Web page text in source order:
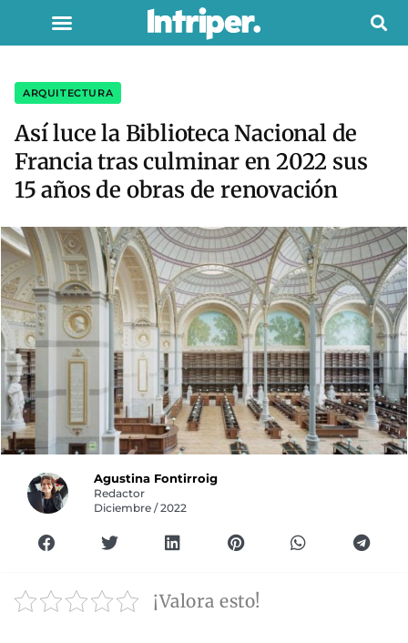
ARQUITECTURA
Así luce la Biblioteca Nacional de
Francia tras culminar en 2022 sus
15 años de obras de renovación
Agustina Fontirroig
Redactor
Diciembre / 2022
¡Valora esto!